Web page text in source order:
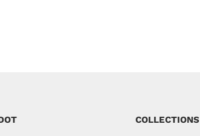
COLLECTIONS